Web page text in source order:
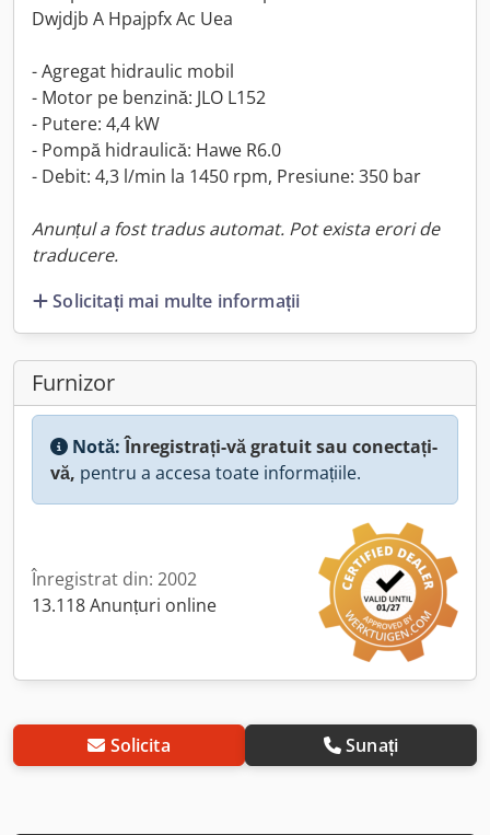
Dwjdjb A Hpajpfx Ac Uea
- Agregat hidraulic mobil
- Motor pe benzină: JLO L152
- Putere: 4,4 kW
- Pompă hidraulică: Hawe R6.0
- Debit: 4,3 l/min la 1450 rpm, Presiune: 350 bar
Anunțul a fost tradus automat. Pot exista erori de
traducere.
Solicitați mai multe informații
Furnizor
Notă:Înregistrați-vă gratuit sau conectați-
vă, pentru a accesa toate informațiile.
Înregistrat din: 2002
13.118 Anunțuri online
Solicita Sunați